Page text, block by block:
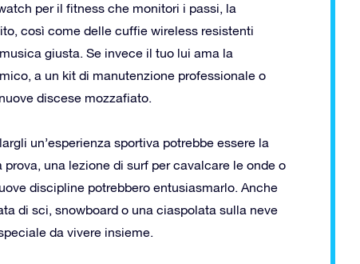
per il fitness che monitori i passi, la
così come delle cuffie wireless resistenti
giusta. Se invece il tuo lui ama la
a un kit di manutenzione professionale o
discese mozzafiato.
un’esperienza sportiva potrebbe essere la
una lezione di surf per cavalcare le onde o
discipline potrebbero entusiasmarlo. Anche
di sci, snowboard o una ciaspolata sulla neve
da vivere insieme.